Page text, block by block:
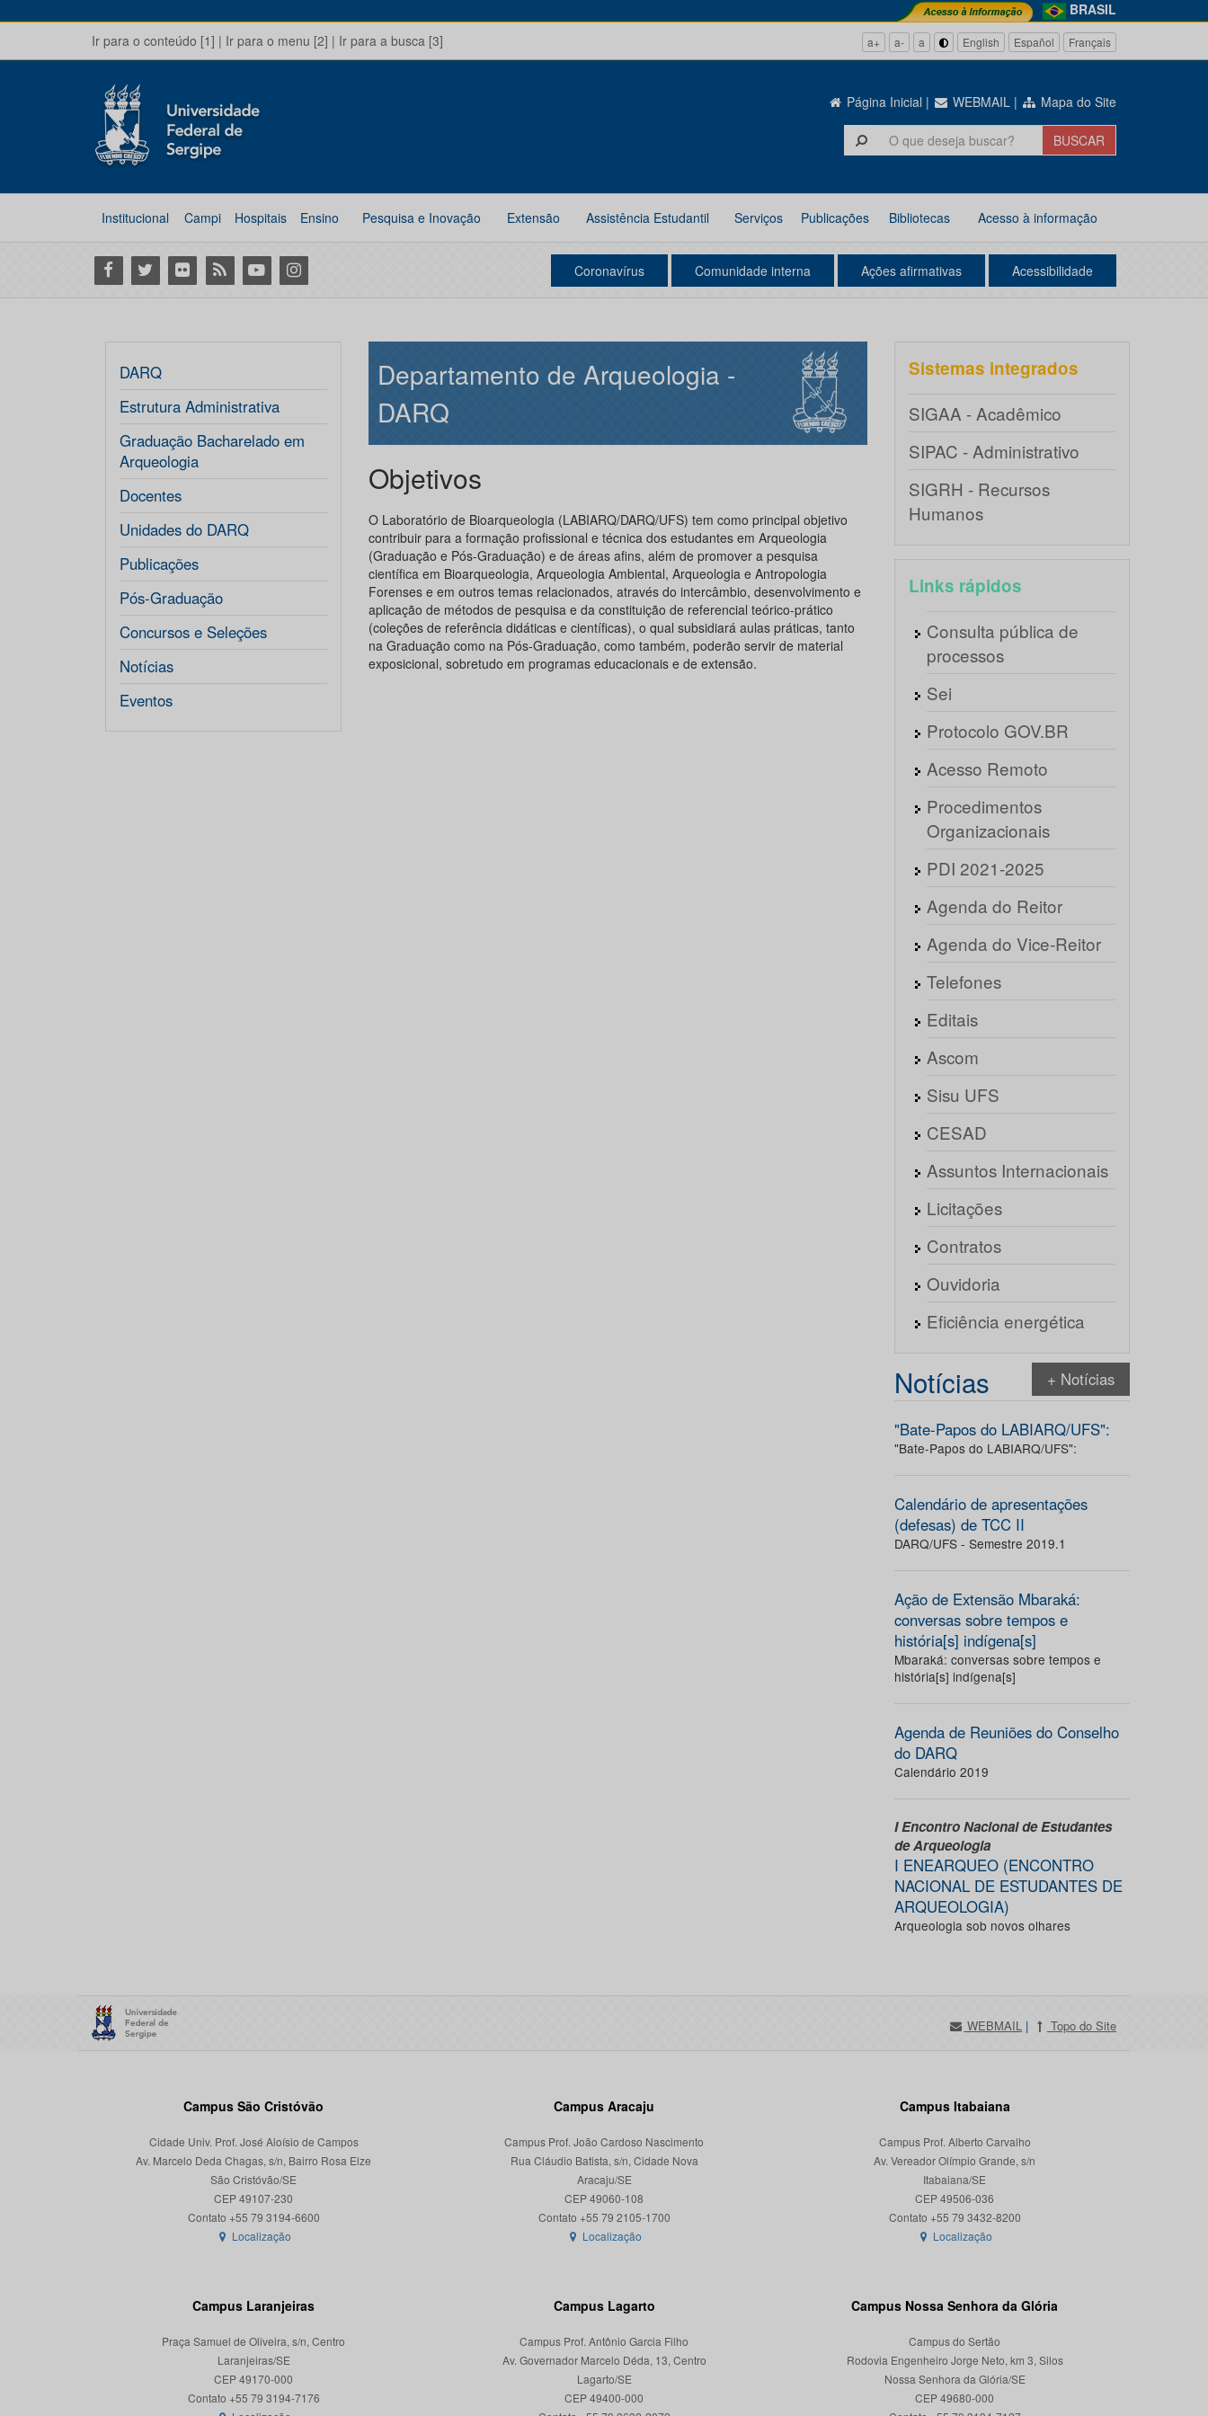
BRASIL
Ir para o conteúdo [1] | Ir para o menu [2] | Ir para a busca [3] a+ a- a English Español Français
Página Inicial | WEBMAIL | Mapa do Site
Institucional Campi Hospitais Ensino Pesquisa e Inovação Extensão Assistência Estudantil Serviços Publicações Bibliotecas Acesso à informação
Facebook
Twitter Flickr RSS YoutubeInstagram Coronavírus Comunidade interna Ações afirmativas Acessibilidade
DARQ
Estrutura Administrativa
Graduação Bacharelado em
Arqueologia
Docentes
Unidades do DARQ
Publicações
Pós-Graduação
Concursos e Seleções
Notícias
Eventos
Departamento de Arqueologia -
DARQ
Objetivos
O Laboratório de Bioarqueologia (LABIARQ/DARQ/UFS) tem como principal objetivo
contribuir para a formação profissional e técnica dos estudantes em Arqueologia
(Graduação e Pós-Graduação) e de áreas afins, além de promover a pesquisa
científica em Bioarqueologia, Arqueologia Ambiental, Arqueologia e Antropologia
Forenses e em outros temas relacionados, através do intercâmbio, desenvolvimento e
aplicação de métodos de pesquisa e da constituição de referencial teórico-prático
(coleções de referência didáticas e científicas), o qual subsidiará aulas práticas, tanto
na Graduação como na Pós-Graduação, como também, poderão servir de material
exposicional, sobretudo em programas educacionais e de extensão.
Sistemas integrados
SIGAA - Acadêmico
SIPAC - Administrativo
SIGRH - Recursos
Humanos
Links rápidos
Consulta pública de
processos
Sei
Protocolo GOV.BR
Acesso Remoto
Procedimentos
Organizacionais
PDI 2021-2025
Agenda do Reitor
Agenda do Vice-Reitor
Telefones
Editais
Ascom
Sisu UFS
CESAD
Assuntos Internacionais
Licitações
Contratos
Ouvidoria
Eficiência energética
Notícias + Notícias
"Bate-Papos do LABIARQ/UFS":
"Bate-Papos do LABIARQ/UFS":
Calendário de apresentações
(defesas) de TCC II
DARQ/UFS - Semestre 2019.1
Ação de Extensão Mbaraká:
conversas sobre tempos e
história[s] indígena[s]
Mbaraká: conversas sobre tempos e
história[s] indígena[s]
Agenda de Reuniões do Conselho
do DARQ
Calendário 2019
I Encontro Nacional de Estudantes
de Arqueologia
I ENEARQUEO (ENCONTRO
NACIONAL DE ESTUDANTES DE
ARQUEOLOGIA)
Arqueologia sob novos olhares
WEBMAIL | Topo do Site
Campus São Cristóvão
Cidade Univ. Prof. José Aloísio de Campos
Av. Marcelo Deda Chagas, s/n, Bairro Rosa Elze
São Cristóvão/SE
CEP 49107-230
Localização
Campus Aracaju
Campus Prof. João Cardoso Nascimento
Rua Cláudio Batista, s/n, Cidade Nova
Aracaju/SE
CEP 49060-108
Localização
Campus Itabaiana
Campus Prof. Alberto Carvalho
Av. Vereador Olímpio Grande, s/n
Itabaiana/SE
CEP 49506-036
Localização
Campus Laranjeiras
Praça Samuel de Oliveira, s/n, Centro
Laranjeiras/SE
CEP 49170-000
Campus Lagarto
Campus Prof. Antônio Garcia Filho
Av. Governador Marcelo Déda, 13, Centro
Lagarto/SE
CEP 49400-000
Campus Nossa Senhora da Glória
Campus do Sertão
Rodovia Engenheiro Jorge Neto, km 3, Silos
Nossa Senhora da Glória/SE
CEP 49680-000